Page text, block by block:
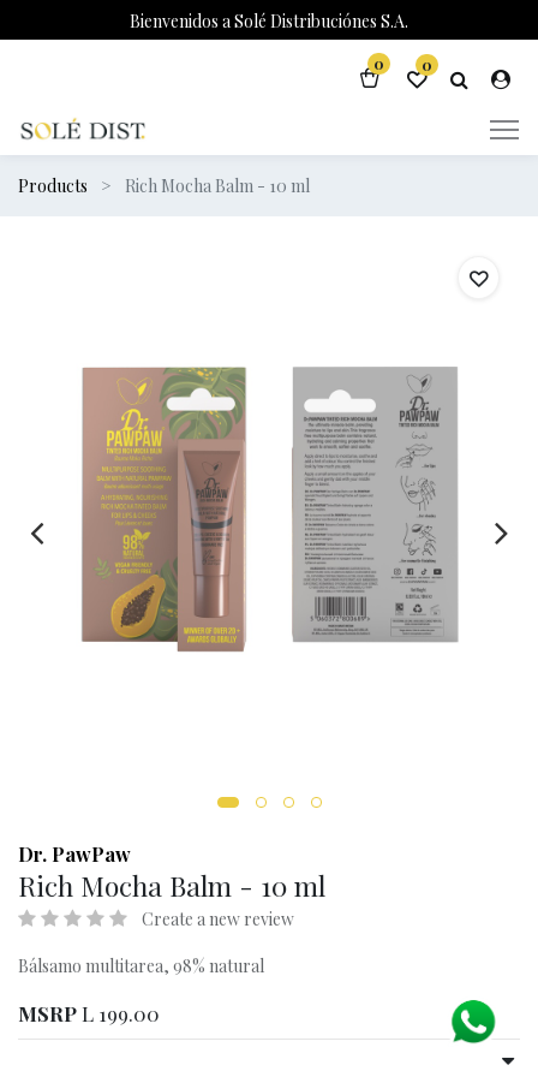
Bienvenidos a Solé Distribuciónes S.A.
0 0
Products Rich Mocha Balm - 10 ml
Dr. PawPaw
Rich Mocha Balm - 10 ml
Create a new review
Bálsamo multitarea, 98% natural
MSRPL 199.00